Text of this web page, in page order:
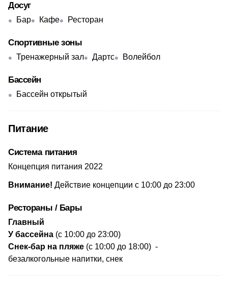
Досуг
Бар Кафе Ресторан
Спортивные зоны
Тренажерный зал Дартс Волейбол
Бассейн
Бассейн открытый
Питание
Система питания
Концепция питания 2022
Внимание! Действие концепции с 10:00 до 23:00
Рестораны / Бары
Главный
У бассейна (с 10:00 до 23:00)
Снек-бар на пляже (с 10:00 до 18:00) -
безалкогольные напитки, снек